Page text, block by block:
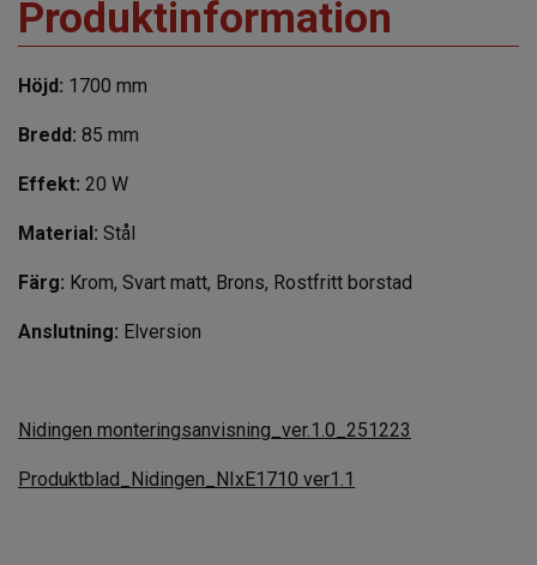
Produktinformation
Höjd: 1700 mm
Bredd: 85 mm
Effekt: 20 W
Material: Stål
Färg: Krom, Svart matt, Brons, Rostfritt borstad
Anslutning: Elversion
Nidingen monteringsanvisning_ver.1.0_251223
Produktblad_Nidingen_NIxE1710 ver1.1